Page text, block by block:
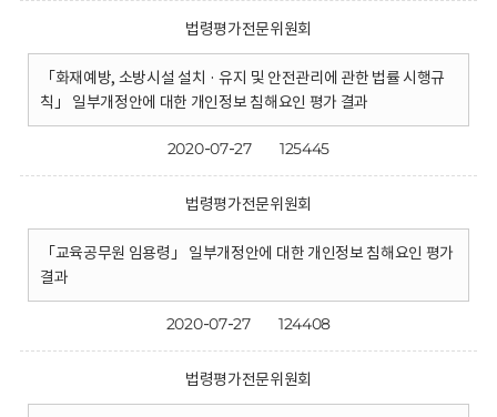
법령평가전문위원회
「화재예방, 소방시설 설치 · 유지 및 안전관리에 관한 법률 시행규
칙」 일부개정안에 대한 개인정보 침해요인 평가 결과
2020-07-27 125445
법령평가전문위원회
「교육공무원 임용령」 일부개정안에 대한 개인정보 침해요인 평가
결과
2020-07-27 124408
법령평가전문위원회